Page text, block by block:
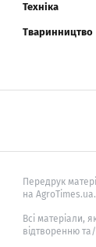
Техніка
Тваринництво
Передрук
на AgroTimes.ua.
Всі матеріали,
відтворенню